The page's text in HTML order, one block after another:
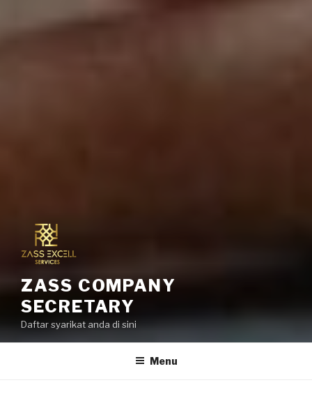
ZASS COMPANY
SECRETARY
Daftar syarikat anda di sini
Menu